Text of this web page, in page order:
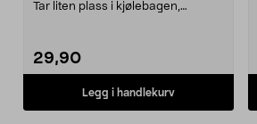
Tar liten plass i kjølebagen,
29,90
Legg i handlekurv